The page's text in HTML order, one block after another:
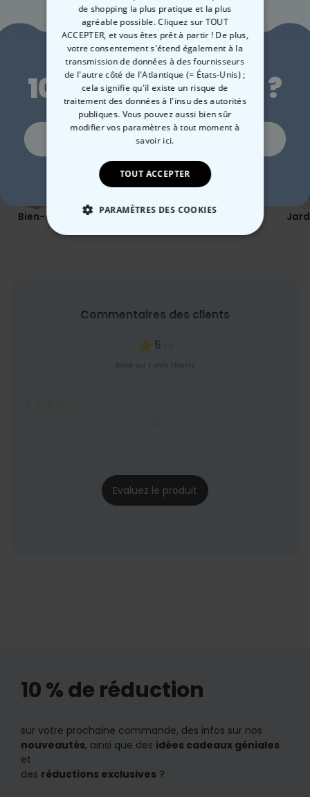
Catégorie concernée
Consultez nos autres catégories de cadeux insolites
Bien-être Plein air Coquin
Commentaires des clients
5
Evaluez le produit
10 % de réduction
sur votre prochaine commande, des infos sur nos
nouveautés, ainsi que des idées cadeaux géniales
et
des réductions exclusives ?
de shopping la plus pratique et la plus
agréable possible. Cliquez sur TOUT
ACCEPTER, et vous êtes prêt à partir ! De plus,
votre consentement s'étend également à la
transmission de données à des fournisseurs
de l'autre côté de l'Atlantique (= États-Unis) ;
cela signifie qu'il existe un risque de
traitement des données à l'insu des autorités
publiques. Vous pouvez aussi bien sûr
modifier vos paramètres à tout momentà
savoir ici.
TOUT ACCEPTER
PARAMÈTRES DES COOKIES
NON CLASSÉ
Envie de
10 % de réduction ?
Oui, volontiers !
Non merci, je n'aime pas les réductions